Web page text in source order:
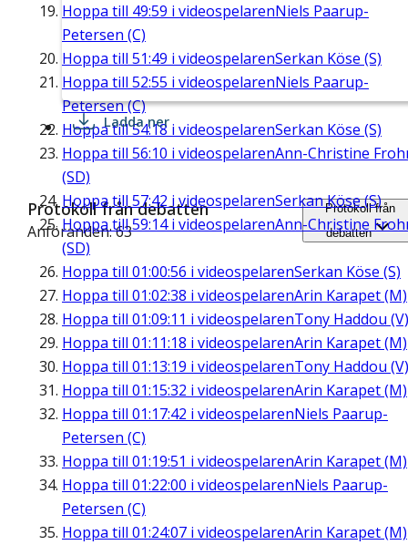
Hoppa till 49:59 i videospelarenNiels Paarup-
Petersen (C)
Hoppa till 51:49 i videospelarenSerkan Köse (S)
Hoppa till 52:55 i videospelarenNiels Paarup-
Petersen (C)
Hoppa till54:18 i videospelarenSerkan Köse (S)
Hoppa till 56:10 i videospelarenAnn-Christine
(SD)
Hoppa till 57:42 i videospelarenSerkan Köse (S)
Hoppa till59:14i videospelarenAnn-Christine
(SD)
Hoppa till 01:00:56 i videospelarenSerkan Köse (S)
Hoppa till 01:02:38 i videospelarenArin Karapet (M)
Hoppa till 01:09:11 i videospelarenTony Haddou (V)
Hoppa till 01:11:18 i videospelarenArin Karapet (M)
Hoppa till 01:13:19 i videospelarenTony Haddou (V)
Hoppa till 01:15:32 i videospelarenArin Karapet (M)
Hoppa till 01:17:42 i videospelarenNiels Paarup-
Petersen (C)
Hoppa till 01:19:51 i videospelarenArin Karapet (M)
Hoppa till 01:22:00 i videospelarenNiels Paarup-
Petersen (C)
Hoppa till 01:24:07 i videospelarenArin Karapet (M)
Ladda ner
Protokoll från debatten
Anföranden: 63
Protokoll från
debatten